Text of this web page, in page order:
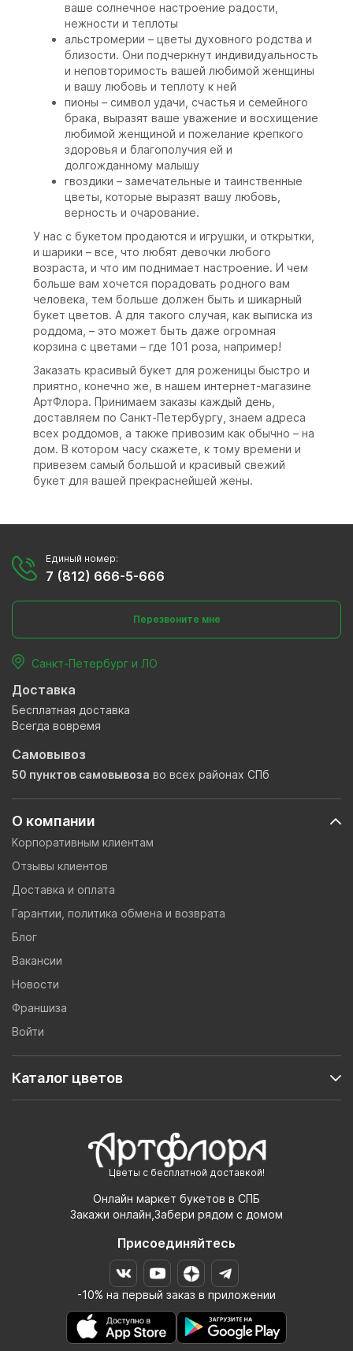
ваше солнечное настроение радости,
нежности и теплоты
альстромерии – цветы духовного родства и
близости. Они подчеркнут индивидуальность
и неповторимость вашей любимой женщины
и вашу любовь и теплоту к ней
пионы – символ удачи, счастья и семейного
брака, выразят ваше уважение и восхищение
любимой женщиной и пожелание крепкого
здоровья и благополучия ей и
долгожданному малышу
гвоздики – замечательные и таинственные
цветы, которые выразят вашу любовь,
верность и очарование.
У нас с букетом продаются и игрушки, и открытки,
и шарики – все, что любят девочки любого
возраста, и что им поднимает настроение. И чем
больше вам хочется порадовать родного вам
человека, тем больше должен быть и шикарный
букет цветов. А для такого случая, как выписка из
роддома, – это может быть даже огромная
корзина с цветами – где 101 роза, например!
Заказать красивый букет для роженицы быстро и
приятно, конечно же, в нашем интернет-магазине
АртФлора. Принимаем заказы каждый день,
доставляем по Санкт-Петербургу, знаем адреса
всех роддомов, а также привозим как обычно – на
дом. В котором часу скажете, к тому времени и
привезем самый большой и красивый свежий
букет для вашей прекраснейшей жены.
Цветы с бесплатной доставкой!
Онлайн маркет букетов в СПБ
Закажи онлайн,Забери рядом с домом
Присоединяйтесь
-10% на первый заказ в приложении
О компании
Корпоративным клиентам
Отзывы клиентов
Доставка и оплата
Гарантии, политика обмена и возврата
Блог
Вакансии
Новости
Франшиза
Войти
Каталог цветов
Единый номер:
7 (812) 666-5-666
Перезвоните мне
Санкт-Петербург и ЛО
Доставка
Бесплатная доставка
Всегда вовремя
Самовывоз
50 пунктов самовывоза во всех районах СПб